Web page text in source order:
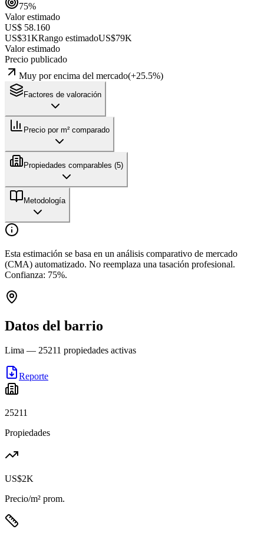
75%
Valor estimado
US$ 58.160
US$31KRango estimadoUS$79K
Valor estimado
Precio publicado
Muy por encima del mercado(+25.5%)
Factores de valoración
Precio por m² comparado
Propiedades comparables (5)
Metodología
Esta estimación se basa en un análisis comparativo de mercado
(CMA) automatizado. No reemplaza una tasación profesional.
Confianza: 75%.
Datos del barrio
Lima — 25211 propiedades activas
Reporte
25211
Propiedades
US$2K
Precio/m² prom.